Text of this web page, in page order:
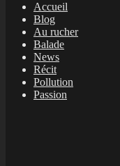
Accueil
Blog
Au rucher
Balade
News
Récit
Pollution
Passion